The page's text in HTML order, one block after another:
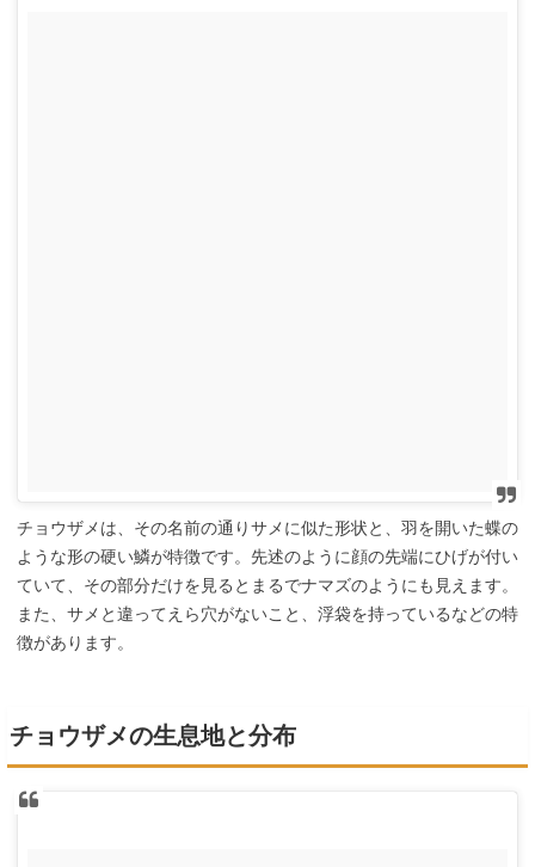
チョウザメは、その名前の通りサメに似た形状と、羽を開いた蝶の
ような形の硬い鱗が特徴です。先述のように顔の先端にひげが付い
ていて、その部分だけを見るとまるでナマズのようにも見えます。
また、サメと違ってえら穴がないこと、浮袋を持っているなどの特
徴があります。
チョウザメの生息地と分布